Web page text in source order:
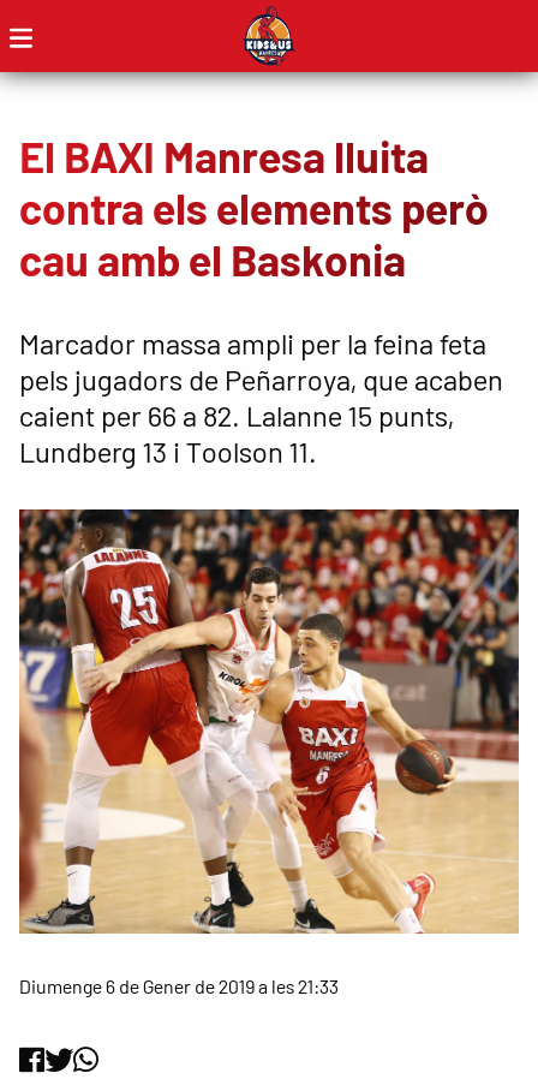
El BAXI Manresa lluita
contra els elements però
cau amb el Baskonia
Marcador massa ampli per la feina feta
pels jugadors de Peñarroya, que acaben
caient per 66 a 82. Lalanne 15 punts,
Lundberg 13 i Toolson 11.
Diumenge 6 de Gener de 2019 a les 21:33